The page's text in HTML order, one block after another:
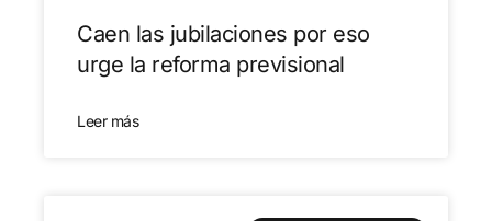
Caen las jubilaciones por eso
urge la reforma previsional
Leer más